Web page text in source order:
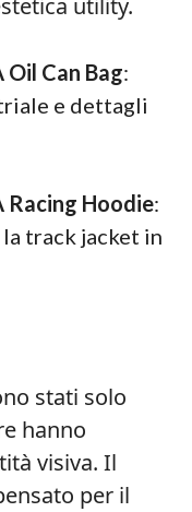
utility.
Can Bag:
e dettagli
Racing Hoodie:
track jacket in
stati solo
hanno
visiva. Il
per il